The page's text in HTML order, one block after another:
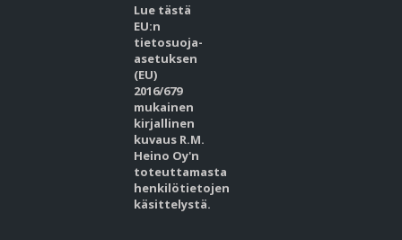
Lue tästä
EU:n
tietosuoja-
asetuksen
(EU)
2016/679
mukainen
kirjallinen
kuvaus R.M.
Heino Oy'n
toteuttamasta
henkilötietojen
käsittelystä.